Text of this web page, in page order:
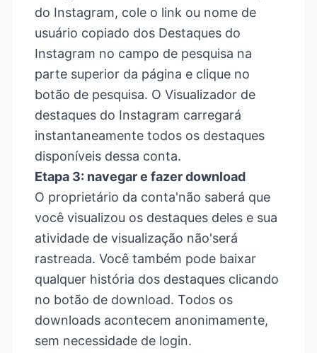
do Instagram, cole o link ou nome de
usuário copiado dos Destaques do
Instagram no campo de pesquisa na
parte superior da página e clique no
botão de pesquisa. O Visualizador de
destaques do Instagram carregará
instantaneamente todos os destaques
disponíveis dessa conta.
Etapa 3: navegar e fazer download
O proprietário da conta'não saberá que
você visualizou os destaques deles e sua
atividade de visualização não'será
rastreada. Você também pode baixar
qualquer história dos destaques clicando
no botão de download. Todos os
downloads acontecem anonimamente,
sem necessidade de login.